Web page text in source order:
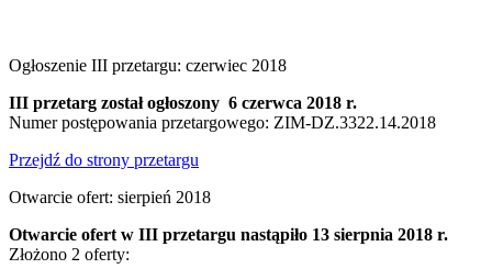
Ogłoszenie III przetargu: czerwiec 2018
III przetarg został ogłoszony 6 czerwca 2018 r.
Numer postępowania przetargowego: ZIM-DZ.3322.14.2018
Przejdź do strony przetargu
Otwarcie ofert: sierpień 2018
Otwarcie ofert w III przetargu nastąpiło 13 sierpnia 2018 r.
Złożono 2 oferty: